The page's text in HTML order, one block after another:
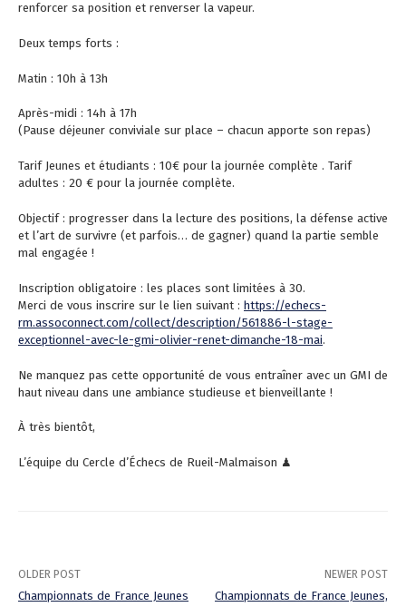
renforcer sa position et renverser la vapeur.
Deux temps forts :
Matin : 10h à 13h
Après-midi : 14h à 17h
(Pause déjeuner conviviale sur place – chacun apporte son repas)
Tarif Jeunes et étudiants : 10€ pour la journée complète . Tarif
adultes : 20 € pour la journée complète.
Objectif : progresser dans la lecture des positions, la défense active
et l’art de survivre (et parfois… de gagner) quand la partie semble
mal engagée !
Inscription obligatoire : les places sont limitées à 30.
Merci de vous inscrire sur le lien suivant : https://echecs-
rm.assoconnect.com/collect/description/561886-l-stage-
exceptionnel-avec-le-gmi-olivier-renet-dimanche-18-mai.
Ne manquez pas cette opportunité de vous entraîner avec un GMI de
haut niveau dans une ambiance studieuse et bienveillante !
À très bientôt,
L’équipe du Cercle d’Échecs de Rueil-Malmaison ♟
OLDER POST
Championnats de France Jeunes
NEWER POST
Championnats de France Jeunes,